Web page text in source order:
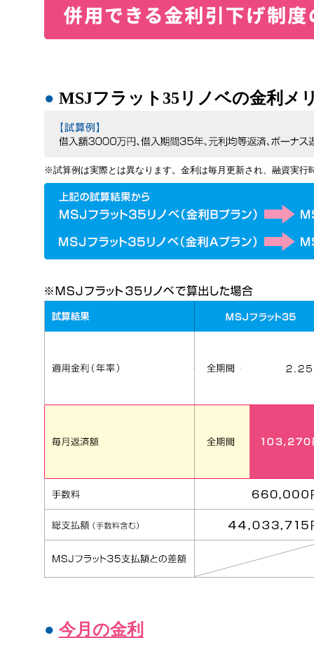
● MSJフラット35リノベの金利メ
※試算例は実際とは異なります。金利は毎月更新され、融資実行
● 今月の金利